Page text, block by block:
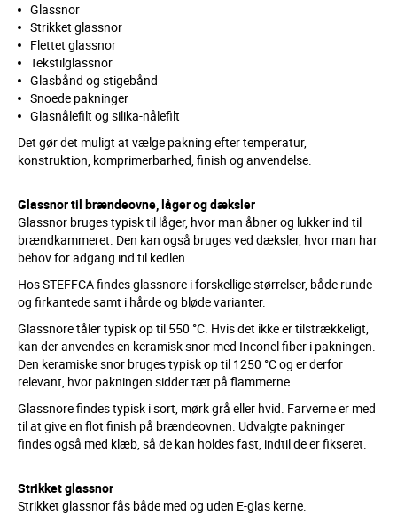
Glassnor
Strikket glassnor
Flettet glassnor
Tekstilglassnor
Glasbånd og stigebånd
Snoede pakninger
Glasnålefilt og silika-nålefilt
Det gør det muligt at vælge pakning efter temperatur,
konstruktion, komprimerbarhed, finish og anvendelse.
Glassnor til brændeovne, låger og dæksler
Glassnor bruges typisk til låger, hvor man åbner og lukker ind til
brændkammeret. Den kan også bruges ved dæksler, hvor man har
behov for adgang ind til kedlen.
Hos STEFFCA findes glassnore i forskellige størrelser, både runde
og firkantede samt i hårde og bløde varianter.
Glassnore tåler typisk op til 550 °C. Hvis det ikke er tilstrækkeligt,
kan der anvendes en keramisk snor med Inconel fiber i pakningen.
Den keramiske snor bruges typisk op til 1250 °C og er derfor
relevant, hvor pakningen sidder tæt på flammerne.
Glassnore findes typisk i sort, mørk grå eller hvid. Farverne er med
til at give en flot finish på brændeovnen. Udvalgte pakninger
findes også med klæb, så de kan holdes fast, indtil de er fikseret.
Strikket glassnor
Strikket glassnor fås både med og uden E-glas kerne.